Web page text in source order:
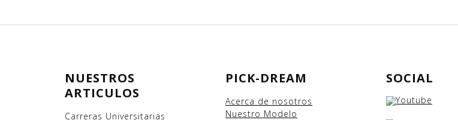
NUESTROS
ARTICULOS
Carreras Universitarias
PICK-DREAM
Acerca de nosotros
Nuestro Modelo
SOCIAL